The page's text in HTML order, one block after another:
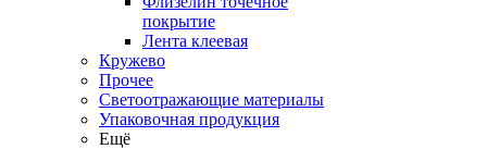
покрытие
Лента клеевая
Кружево
Прочее
Светоотражающие материалы
Упаковочная продукция
Ещё